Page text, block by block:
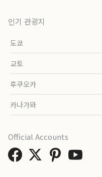
인기 관광지
도쿄
교토
후쿠오카
카나가와
Official Accounts